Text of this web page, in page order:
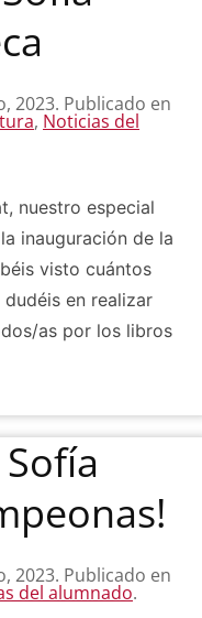
2023. Publicado en
, Noticias del
nuestro especial
inauguración de la
visto cuántos
dudéis en realizar
as por los libros
2023. Publicado en
del alumnado.